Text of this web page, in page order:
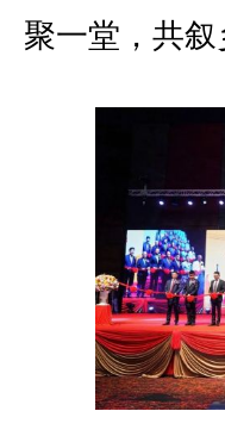
聚一堂，共叙